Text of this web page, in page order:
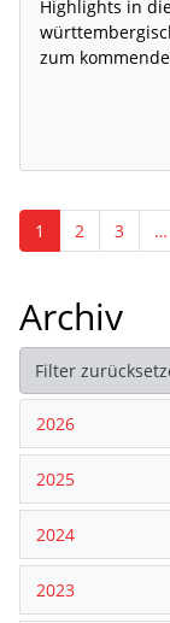
Highlights in
zum
1 2 3 …
Archiv
Filter
2026
2025
2024
2023